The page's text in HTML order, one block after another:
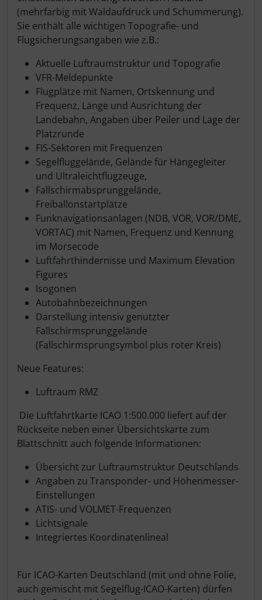
(mehrfarbig mit Waldaufdruck und Schummerung).
Sie enthält alle wichtigen Topografie- und
Flugsicherungsangaben wie z.B.:
Aktuelle Luftraumstruktur und Topografie
VFR-Meldepunkte
Flugplätze mit Namen, Ortskennung und
Frequenz, Länge und Ausrichtung der
Landebahn, Angaben über Peiler und Lage der
Platzrunde
FIS-Sektoren mit Frequenzen
Segelfluggelände, Gelände für Hängegleiter
und Ultraleichtflugzeuge,
Fallschirmabsprunggelände,
Freiballonstartplätze
Funknavigationsanlagen (NDB, VOR, VOR/DME,
VORTAC) mit Namen, Frequenz und Kennung
im Morsecode
Luftfahrthindernisse und Maximum Elevation
Figures
Isogonen
Autobahnbezeichnungen
Darstellung intensiv genutzter
Fallschirmsprunggelände
(Fallschirmsprungsymbol plus roter Kreis)
Neue Features:
Luftraum RMZ
Die Luftfahrtkarte ICAO 1:500.000 liefert auf der
Rückseite neben einer Übersichtskarte zum
Blattschnitt auch folgende Informationen:
Übersicht zur Luftraumstruktur Deutschlands
Angaben zu Transponder- und Höhenmesser-
Einstellungen
ATIS- und VOLMET-Frequenzen
Lichtsignale
Integriertes Koordinatenlineal
Für ICAO-Karten Deutschland (mit und ohne Folie,
auch gemischt mit Segelflug-ICAO-Karten) dürfen